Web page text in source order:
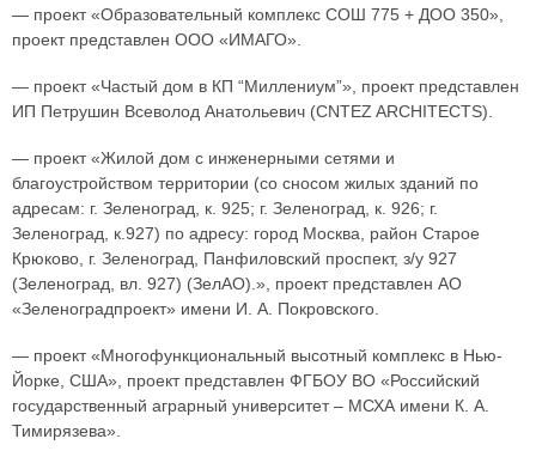
— проект «Образовательный комплекс СОШ 775 + ДОО 350»,
проект представлен ООО «ИМАГО».
— проект «Частый дом в КП “Миллениум”», проект представлен
ИП Петрушин Всеволод Анатольевич (CNTEZ ARCHITECTS).
— проект «Жилой дом с инженерными сетями и
благоустройством территории (со сносом жилых зданий по
адресам: г. Зеленоград, к. 925; г. Зеленоград, к. 926; г.
Зеленоград, к.927) по адресу: город Москва, район Старое
Крюково, г. Зеленоград, Панфиловский проспект, з/у 927
(Зеленоград, вл. 927) (ЗелАО).», проект представлен АО
«Зеленоградпроект» имени И. А. Покровского.
— проект «Многофункциональный высотный комплекс в Нью-
Йорке, США», проект представлен ФГБОУ ВО «Российский
государственный аграрный университет – МСХА имени К. А.
Тимирязева».